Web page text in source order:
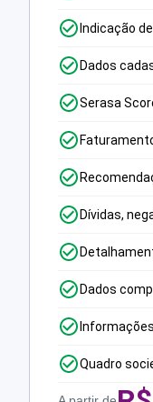
Indicação
Dados
Serasa
Dívidas,
Dados
Quadro